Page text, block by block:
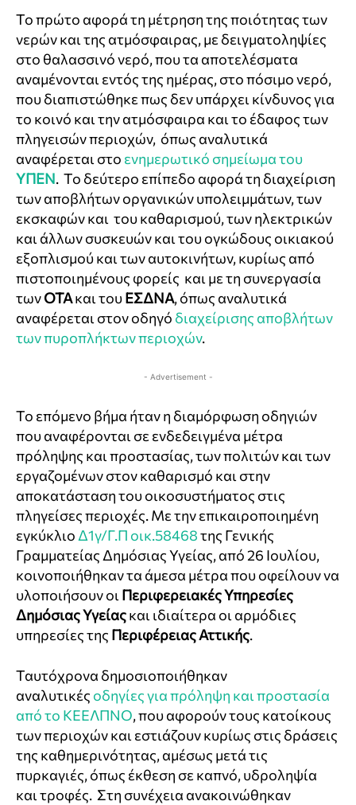
Το πρώτο αφορά τη μέτρηση της ποιότητας των
νερών και της ατμόσφαιρας, με δειγματοληψίες
στο θαλασσινό νερό, που τα αποτελέσματα
αναμένονται εντός της ημέρας, στο πόσιμο νερό,
που διαπιστώθηκε πως δεν υπάρχει κίνδυνος για
το κοινό και την ατμόσφαιρα και το έδαφος των
πληγεισών περιοχών, όπως αναλυτικά
αναφέρεται στο ενημερωτικό σημείωμα του
ΥΠΕΝ. Το δεύτερο επίπεδο αφορά τη διαχείριση
των αποβλήτων οργανικών υπολειμμάτων, των
εκσκαφών και του καθαρισμού, των ηλεκτρικών
και άλλων συσκευών και του ογκώδους οικιακού
εξοπλισμού και των αυτοκινήτων, κυρίως από
πιστοποιημένους φορείς και με τη συνεργασία
τωνΟΤΑκαι τουΕΣΔΝΑ, όπως αναλυτικά
αναφέρεται στον οδηγό διαχείρισης αποβλήτων
των πυροπλήκτων περιοχών.
- Advertisement -
Το επόμενο βήμα ήταν η διαμόρφωση οδηγιών
που αναφέρονται σε ενδεδειγμένα μέτρα
πρόληψης και προστασίας, των πολιτών και των
εργαζομένων στον καθαρισμό και στην
αποκατάσταση του οικοσυστήματος στις
πληγείσες περιοχές. Με την επικαιροποιημένη
εγκύκλιο Δ1γ/Γ.Π οικ.58468της Γενικής
Γραμματείας Δημόσιας Υγείας, από 26 Ιουλίου,
κοινοποιήθηκαν τα άμεσα μέτρα που οφείλουν να
υλοποιήσουν οι Περιφερειακές Υπηρεσίες
Δημόσιας Υγείαςκαι ιδιαίτερα οι αρμόδιες
υπηρεσίες της Περιφέρειας Αττικής.
Ταυτόχρονα δημοσιοποιήθηκαν
αναλυτικές οδηγίες για πρόληψη και προστασία
από το ΚΕΕΛΠΝΟ, που αφορούν τους κατοίκους
των περιοχών και εστιάζουν κυρίως στις δράσεις
της καθημερινότητας, αμέσως μετά τις
πυρκαγιές, όπως έκθεση σε καπνό, υδροληψία
και τροφές. Στη συνέχεια ανακοινώθηκαν